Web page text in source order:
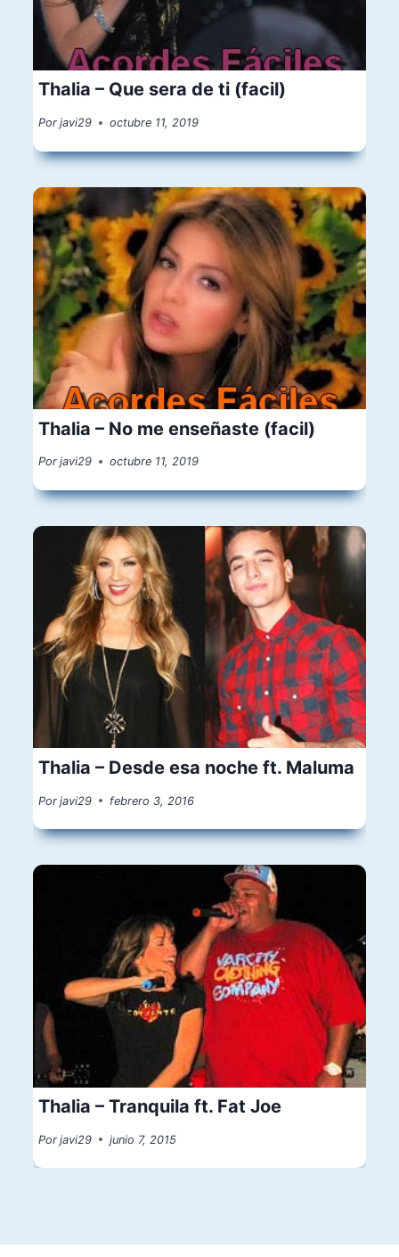
Thalia – Que sera de ti (facil)
Por javi29 octubre 11, 2019
Thalia – No me enseñaste (facil)
Por javi29 octubre 11, 2019
Thalia – Desde esa noche ft. Maluma
Por javi29 febrero 3, 2016
Thalia – Tranquila ft. Fat Joe
Por javi29 junio 7, 2015